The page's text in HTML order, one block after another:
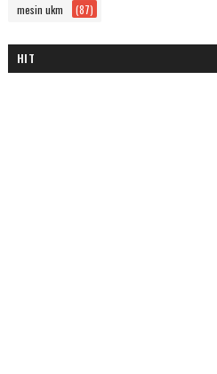
mesin ukm (87)
HIT